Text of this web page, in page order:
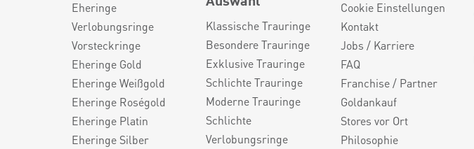
Eheringe
Verlobungsringe
Vorsteckringe
Eheringe Gold
Eheringe Weißgold
Eheringe Roségold
Eheringe Platin
Eheringe Silber
Klassische Trauringe
Besondere Trauringe
Exklusive Trauringe
Schlichte Trauringe
Moderne Trauringe
Schlichte
Verlobungsringe
Cookie Einstellungen
Kontakt
Jobs / Karriere
FAQ
Franchise / Partner
Goldankauf
Stores vor Ort
Philosophie